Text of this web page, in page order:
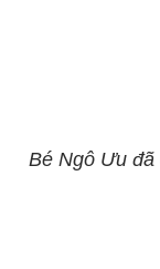
Bé Ngô Ưu